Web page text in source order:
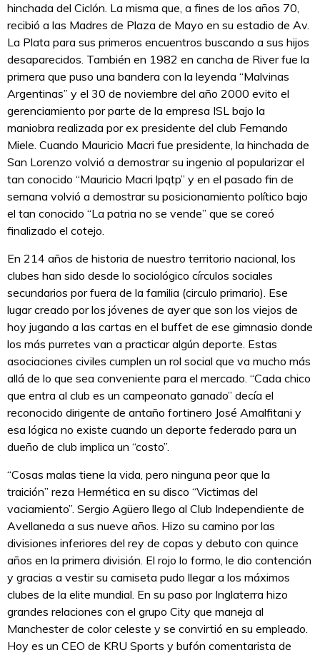
hinchada del Ciclón. La misma que, a fines de los años 70,
recibió a las Madres de Plaza de Mayo en su estadio de Av.
La Plata para sus primeros encuentros buscando a sus hijos
desaparecidos. También en 1982 en cancha de River fue la
primera que puso una bandera con la leyenda “Malvinas
Argentinas” y el 30 de noviembre del año 2000 evito el
gerenciamiento por parte de la empresa ISL bajo la
maniobra realizada por ex presidente del club Fernando
Miele. Cuando Mauricio Macri fue presidente, la hinchada de
San Lorenzo volvió a demostrar su ingenio al popularizar el
tan conocido “Mauricio Macri lpqtp” y en el pasado fin de
semana volvió a demostrar su posicionamiento político bajo
el tan conocido “La patria no se vende” que se coreó
finalizado el cotejo.
En 214 años de historia de nuestro territorio nacional, los
clubes han sido desde lo sociológico círculos sociales
secundarios por fuera de la familia (circulo primario). Ese
lugar creado por los jóvenes de ayer que son los viejos de
hoy jugando a las cartas en el buffet de ese gimnasio donde
los más purretes van a practicar algún deporte. Estas
asociaciones civiles cumplen un rol social que va mucho más
allá de lo que sea conveniente para el mercado. “Cada chico
que entra al club es un campeonato ganado” decía el
reconocido dirigente de antaño fortinero José Amalfitani y
esa lógica no existe cuando un deporte federado para un
dueño de club implica un “costo”.
“Cosas malas tiene la vida, pero ninguna peor que la
traición” reza Hermética en su disco “Victimas del
vaciamiento”. Sergio Agüero llego al Club Independiente de
Avellaneda a sus nueve años. Hizo su camino por las
divisiones inferiores del rey de copas y debuto con quince
años en la primera división. El rojo lo formo, le dio contención
y gracias a vestir su camiseta pudo llegar a los máximos
clubes de la elite mundial. En su paso por Inglaterra hizo
grandes relaciones con el grupo City que maneja al
Manchester de color celeste y se convirtió en su empleado.
Hoy es un CEO de KRU Sports y bufón comentarista de